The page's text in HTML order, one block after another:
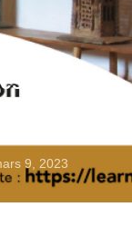
principes
9, 2023